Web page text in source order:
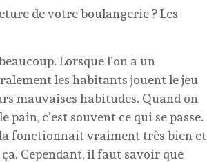
de votre boulangerie ? Les
Lorsque l’on a un
les habitants jouent le jeu
mauvaises habitudes. Quand on
c’est souvent ce qui se passe.
fonctionnait vraiment très bien et
Cependant, il faut savoir que